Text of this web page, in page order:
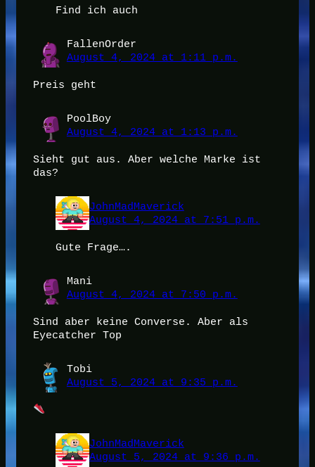
Find ich auch
FallenOrder
August 4, 2024 at 1:11 p.m.
Preis geht
PoolBoy
August 4, 2024 at 1:13 p.m.
Sieht gut aus. Aber welche Marke ist
das?
JohnMadMaverick
August 4, 2024 at 7:51 p.m.
Gute Frage….
Mani
August 4, 2024 at 7:50 p.m.
Sind aber keine Converse. Aber als
Eyecatcher Top
Tobi
August 5, 2024 at 9:35 p.m.
JohnMadMaverick
August 5, 2024 at 9:36 p.m.